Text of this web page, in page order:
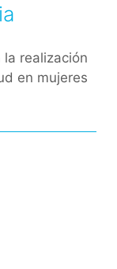
realización
en mujeres